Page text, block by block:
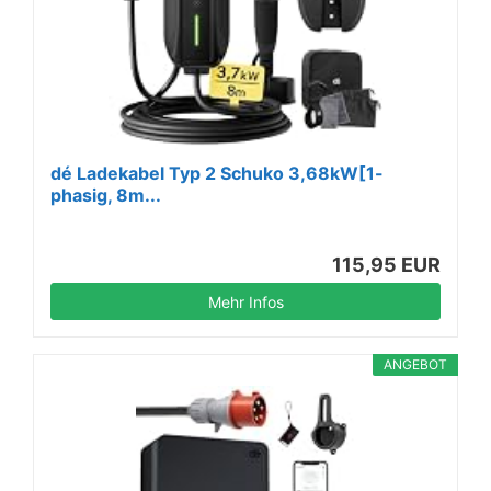
dé Ladekabel Typ 2 Schuko 3,68kW[1-
phasig, 8m...
115,95 EUR
Mehr Infos
ANGEBOT